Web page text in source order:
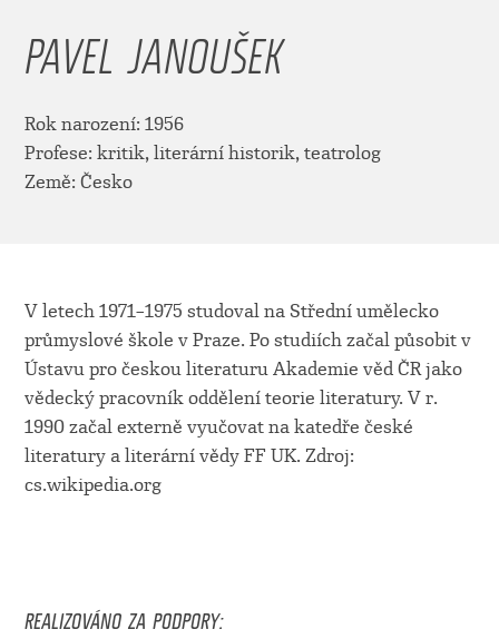
PAVEL JANOUŠEK
Rok narození: 1956
Profese: kritik, literární historik, teatrolog
Země: Česko
V letech 1971–1975 studoval na Střední umělecko
průmyslové škole v Praze. Po studiích začal působit v
Ústavu pro českou literaturu Akademie věd ČR jako
vědecký pracovník oddělení teorie literatury. V r.
1990 začal externě vyučovat na katedře české
literatury a literární vědy FF UK. Zdroj:
cs.wikipedia.org
REALIZOVÁNO ZA PODPORY: